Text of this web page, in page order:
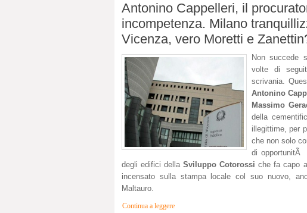
Antonino Cappelleri, il
incompetenza. Milano
Vicenza, vero Moretti e
Non succede
volte di
scrivania.
Antonino
Massimo
della
illegittime, per
che non solo
di opportunitÃ
degli edifici dellaSviluppo Cotorossi che fa capo
incensato sulla stampa locale col suo nuovo,
Maltauro.
Continua a leggere